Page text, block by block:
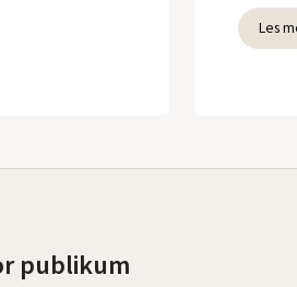
Les
publikum